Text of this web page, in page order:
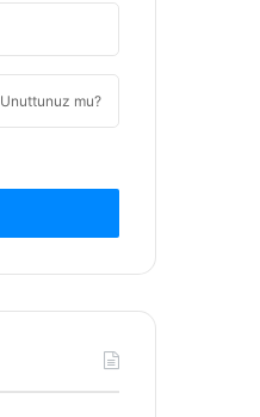
Unuttunuz mu?